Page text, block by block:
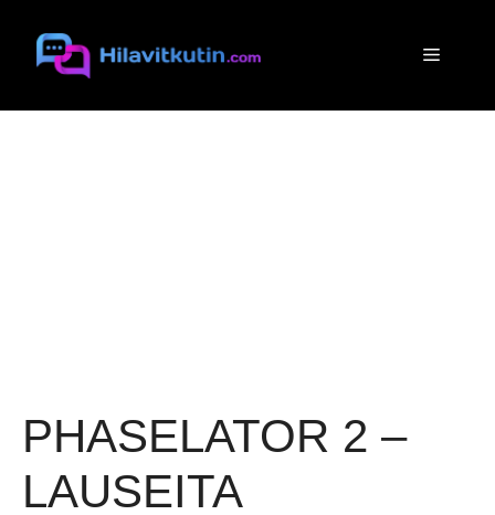
sisältöön
Valikko
PHASELATOR 2 –
LAUSEITA